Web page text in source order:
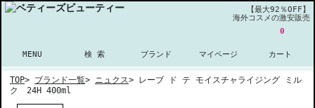
【最大92％OFF】
海外コスメの激安販売
MENU 検 索 ブランド マイページ
0
カート
TOP> ブランド一覧> ニュクス> レーブ ド テ モイスチャライジング ミル
ク 24H 400ml